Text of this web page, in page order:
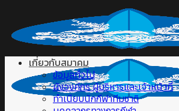
content
เกี่ยวกับสมาคม
ข้อมูลทั่วไป
ผังองค์กร ผู้บริหารและเจ้าหน้าที่
ทำเนียบนักกีฬาทีมชาติ